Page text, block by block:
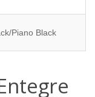
Piano Black